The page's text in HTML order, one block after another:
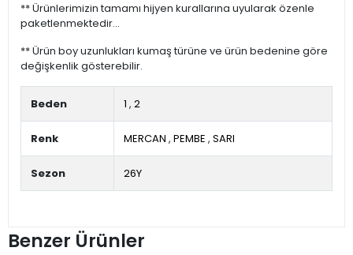
** Ürünlerimizin tamamı hijyen kurallarına uyularak özenle
paketlenmektedir...
** Ürün boy uzunlukları kumaş türüne ve ürün bedenine göre
değişkenlik gösterebilir.
Beden 1 , 2
Renk MERCAN , PEMBE , SARI
Sezon 26Y
Benzer Ürünler